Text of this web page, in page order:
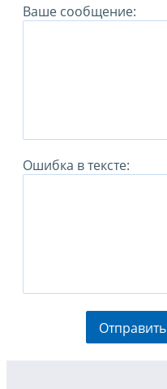
Ваше сообщение:
Ошибка в тексте:
Отправить